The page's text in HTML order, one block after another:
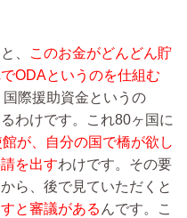
、
このお金がどんどん貯
ODAというのを仕組む
際援助資金というの
わけです。これ80ヶ国に
が、自分の国で橋が欲し
を出すわけです。その要
ら、後で見ていただくと
と審議がある んです。こ